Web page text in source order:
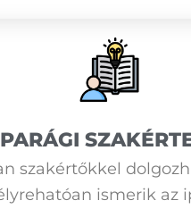
szakértőkkel
ismerik az